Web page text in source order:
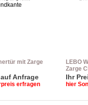
mit Zarge
Anfrage
erfragen
LEBO
Zarge
Brillant
Ihr
hier